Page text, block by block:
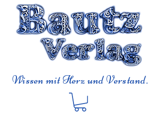
Wissen mit Herz und Verstand.